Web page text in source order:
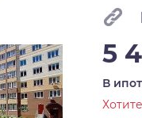
5
В